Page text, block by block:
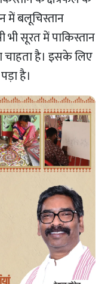
में बलूचिस्तान
सूरत में पाकिस्तान
है। इसके लिए
है।